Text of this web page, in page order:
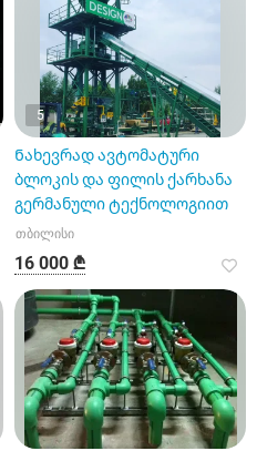
5
Ნახევრად ავტომატური
ბლოკის და ფილის ქარხანა
გერმანული ტექნოლოგიით
თბილისი
16 000 ₾